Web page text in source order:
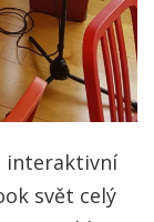
interaktivní
svět celý